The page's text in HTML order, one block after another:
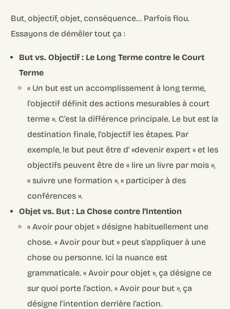
But, objectif, objet, conséquence… Parfois flou.
Essayons de démêler tout ça :
But vs. Objectif : Le Long Terme contre le Court
Terme
« Un but est un accomplissement à long terme,
l’objectif définit des actions mesurables à court
terme ». C’est la différence principale. Le but est la
destination finale, l’objectif les étapes. Par
exemple, le but peut être d' »devenir expert » et les
objectifs peuvent être de « lire un livre par mois »,
« suivre une formation », « participer à des
conférences ».
Objet vs. But : La Chose contre l’Intention
« Avoir pour objet » désigne habituellement une
chose. « Avoir pour but » peut s’appliquer à une
chose ou personne. Ici la nuance est
grammaticale. « Avoir pour objet », ça désigne ce
sur quoi porte l’action. « Avoir pour but », ça
désigne l’intention derrière l’action.